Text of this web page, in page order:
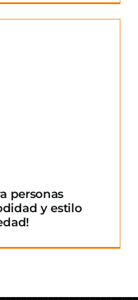
personas
y estilo